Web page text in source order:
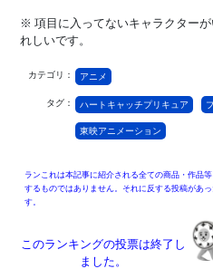
※ 項目に入ってないキャラクター
れしいです。
カテゴリ： アニメ
タグ： ハートキャッチプリキュア
東映アニメーション
ランこれは本記事に紹介される全ての商品・作品
するものではありません。それに反する投稿があっ
す。
このランキングの投票は終了し
ました。